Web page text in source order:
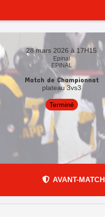
28 mars 2026 à 17H15
Epinal
EPINAL
Match de Championnat
plateau 3vs3
Terminé
AVANT-MATCH